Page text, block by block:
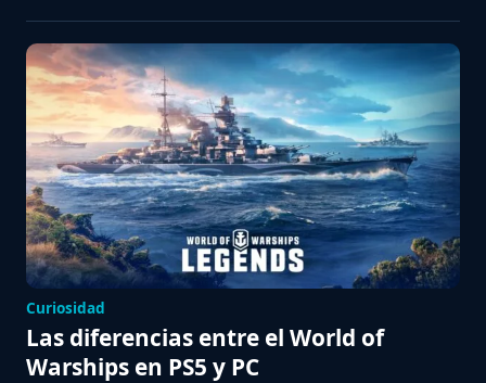
Curiosidad
Las diferencias entre el World of
Warships en PS5 y PC